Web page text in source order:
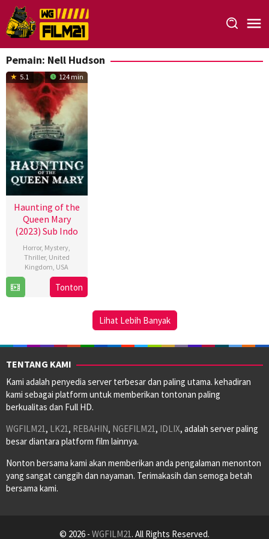
Loncat
ke
konten
Pemain: Nell Hudson
5.1 124 min
Haunting of the
Queen Mary
(2023) Sub Indo
Horror, Mystery
Thriller, United
Kingdom USA
Jul
Gary
Shore
Tonton
Lihat Lebih Banyak
TENTANG KAMI
Kami adalah penyedia server terbesar dan paling utama. kehadiran
kami sebagai platform untuk memberikan tontonan paling
berkualitas dan Full HD.
WGFILM21, LK21, REBAHIN, NGEFILM21, IDLIX, adalah server paling
besar diantara platform film lainnya.
Nonton bersama kami akan memberikan anda pengalaman menonton
yang sangat canggih dan nayaman. Terimakasih dan semoga betah
bersama kami.
© 2026 - WGFILM21. All Rights Reserved.